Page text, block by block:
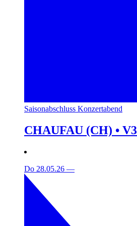
Saisonabschluss Konzertabend
CHAUFAU (CH) •
Do 28.05.26 —